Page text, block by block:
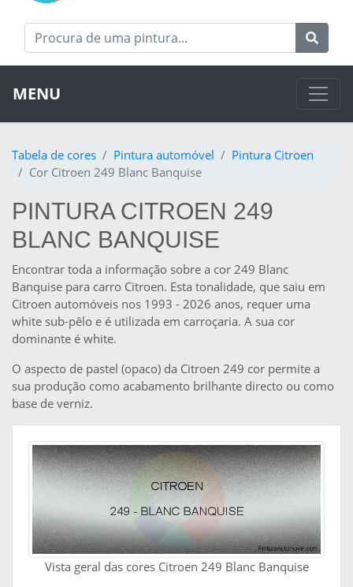
MENU
Tabela de cores Pintura automóvel
Pintura Citroen
Cor Citroen 249 Blanc Banquise
PINTURA CITROEN 249
BLANC BANQUISE
Encontrar toda a informação sobre a cor 249 Blanc
Banquise para carro Citroen. Esta tonalidade, que saiu em
Citroen automóveis nos 1993 - 2026 anos, requer uma
white sub-pêlo e é utilizada em carroçaria. A sua cor
dominante é white.
O aspecto de pastel (opaco) da Citroen 249 cor permite a
sua produção como acabamento brilhante directo ou como
base de verniz.
Vista geral das cores Citroen 249 Blanc Banquise